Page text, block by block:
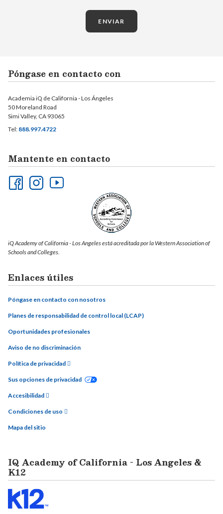
ENVIAR
Póngase en contacto con
Academia iQ de California - Los Ángeles
50 Moreland Road
Simi Valley, CA 93065
Tel: 888.997.4722
Mantente en contacto
iQ Academy of California - Los Angeles está acreditada por la Western Association of
Schools and Colleges.
Enlaces útiles
Póngase en contacto con nosotros
Planes de responsabilidad de control local (LCAP)
Oportunidades profesionales
Aviso de no discriminación
Política de privacidad
Sus opciones de privacidad
Accesibilidad
Condiciones de uso
Mapa del sitio
IQ Academy of California - Los Angeles &
K12